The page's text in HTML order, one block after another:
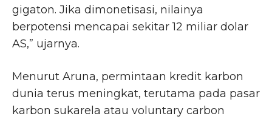
gigaton. Jika dimonetisasi, nilainya
berpotensi mencapai sekitar 12 miliar dolar
AS,” ujarnya.
Menurut Aruna, permintaan kredit karbon
dunia terus meningkat, terutama pada pasar
karbon sukarela atau voluntary carbon